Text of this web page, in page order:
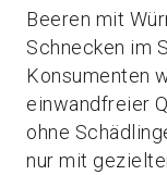
Beeren mit
Schnecken im
Konsumenten
einwandfreier
ohne
nur mit